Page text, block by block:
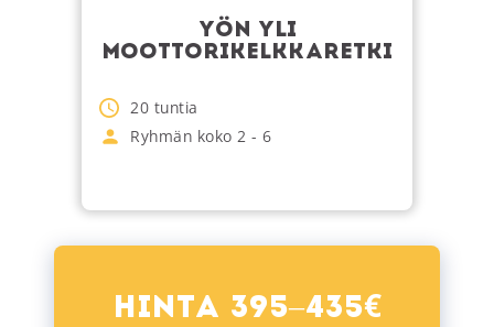
YÖN YLI
MOOTTORIKELKKARETKI
20 tuntia
Ryhmän koko 2 - 6
Hinta 395–435€